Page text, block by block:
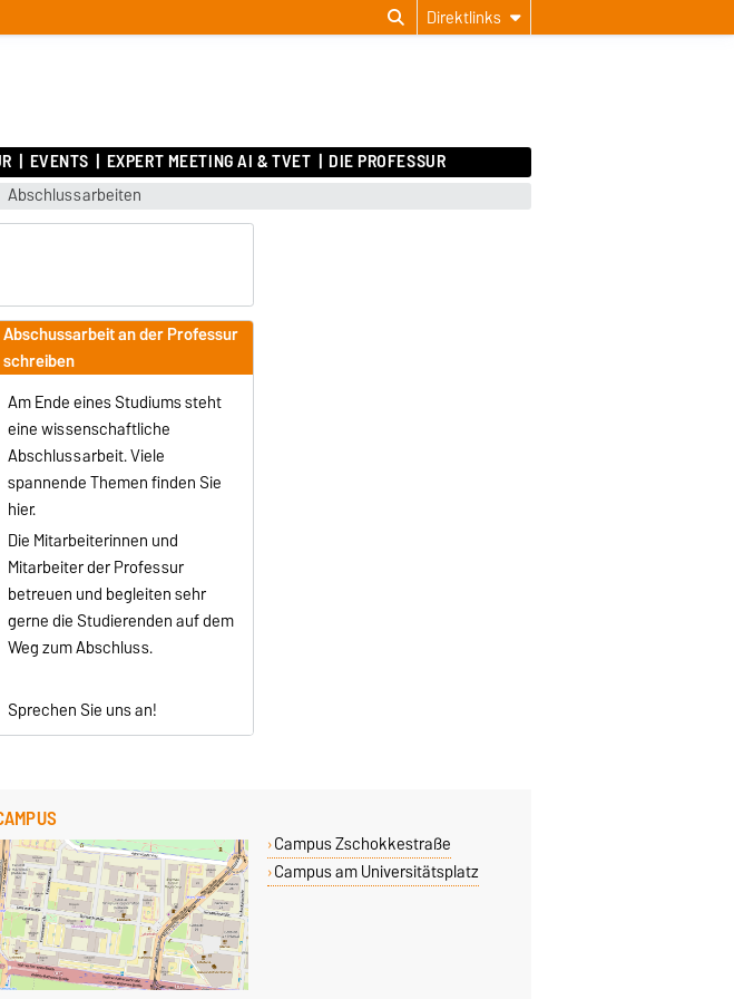
Direktlinks
EVENTS EXPERT MEETING AI & TVET DIE PROFESSUR
Abschlussarbeiten
Abschussarbeit an der Professur
schreiben
Am Ende eines Studiums steht
eine wissenschaftliche
Abschlussarbeit. Viele
spannende Themen finden Sie
hier.
Die Mitarbeiterinnen und
Mitarbeiter der Professur
betreuen und begleiten sehr
gerne die Studierenden auf dem
Weg zum Abschluss.
Sprechen Sie uns an!
Campus Zschokkestraße
Campus am Universitätsplatz